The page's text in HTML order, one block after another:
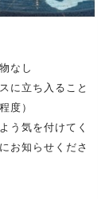
なし
に立ち入ること
度）
う気を付けてく
お知らせくださ